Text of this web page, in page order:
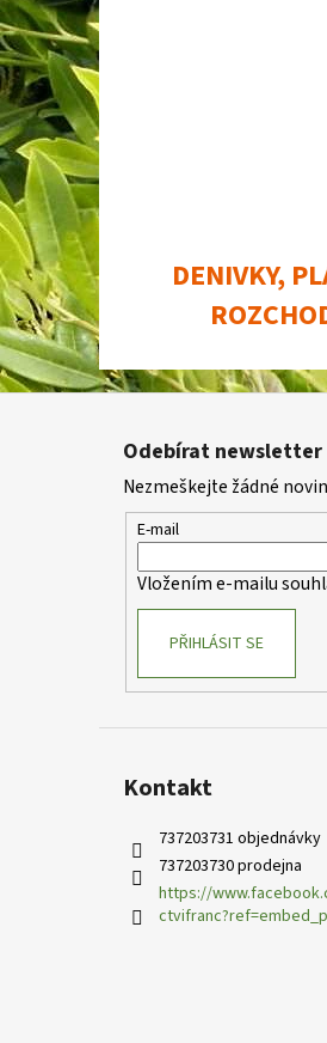
DENIVKY,
Z
Odebírat newsletter
Nezmeškejte žádné
E-mail
Vložením e-mailu
PŘIHLÁSIT SE
Kontakt
737203731 objednávky
737203730 prodejna
https://